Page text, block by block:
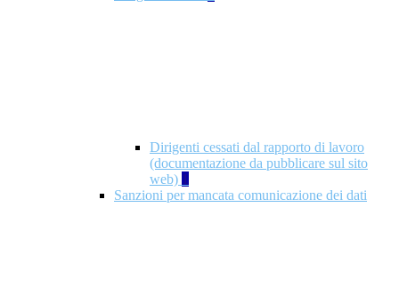
Dirigenti cessati dal rapporto di lavoro
(documentazione da pubblicare sul sito
web) 1
Sanzioni per mancata comunicazione dei dati